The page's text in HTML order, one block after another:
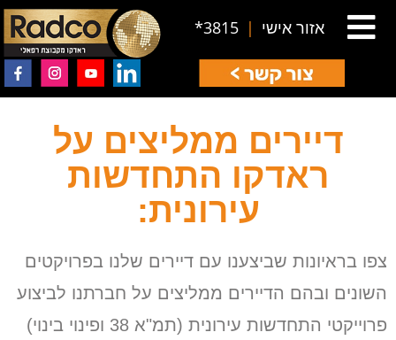
אזור אישי |
3815*
דיירים ממליצים על
ראדקו התחדשות
עירונית:
צפו בראיונות שביצענו עם דיירים שלנו בפרויקטים
השונים ובהם הדיירים ממליצים על חברתנו לביצוע
פרוייקטי התחדשות עירונית (תמ"א 38 ופינוי בינוי)